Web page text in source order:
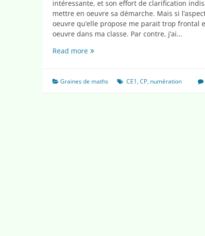
intéressante, et son effort de clarification
mettre en oeuvre sa démarche. Mais si
oeuvre qu’elle propose me parait trop frontal
oeuvre dans ma classe. Par contre, j’ai…
Read moreLe
avec
Stella
Graines de maths CE1,CP, numération